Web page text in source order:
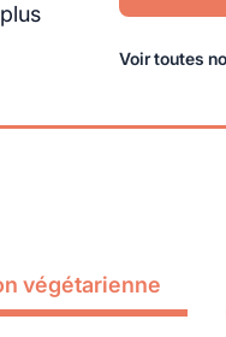
Voir toutes
végétarienne